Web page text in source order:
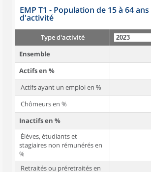
EMP T1 - Population de 15 à 64
d'activité
Type d'activité
Ensemble
Actifs en %
Actifs ayant un emploi en %
Chômeurs en %
Inactifs en %
Élèves, étudiants et
stagiaires non rémunérés en
%
Retraités ou préretraités en